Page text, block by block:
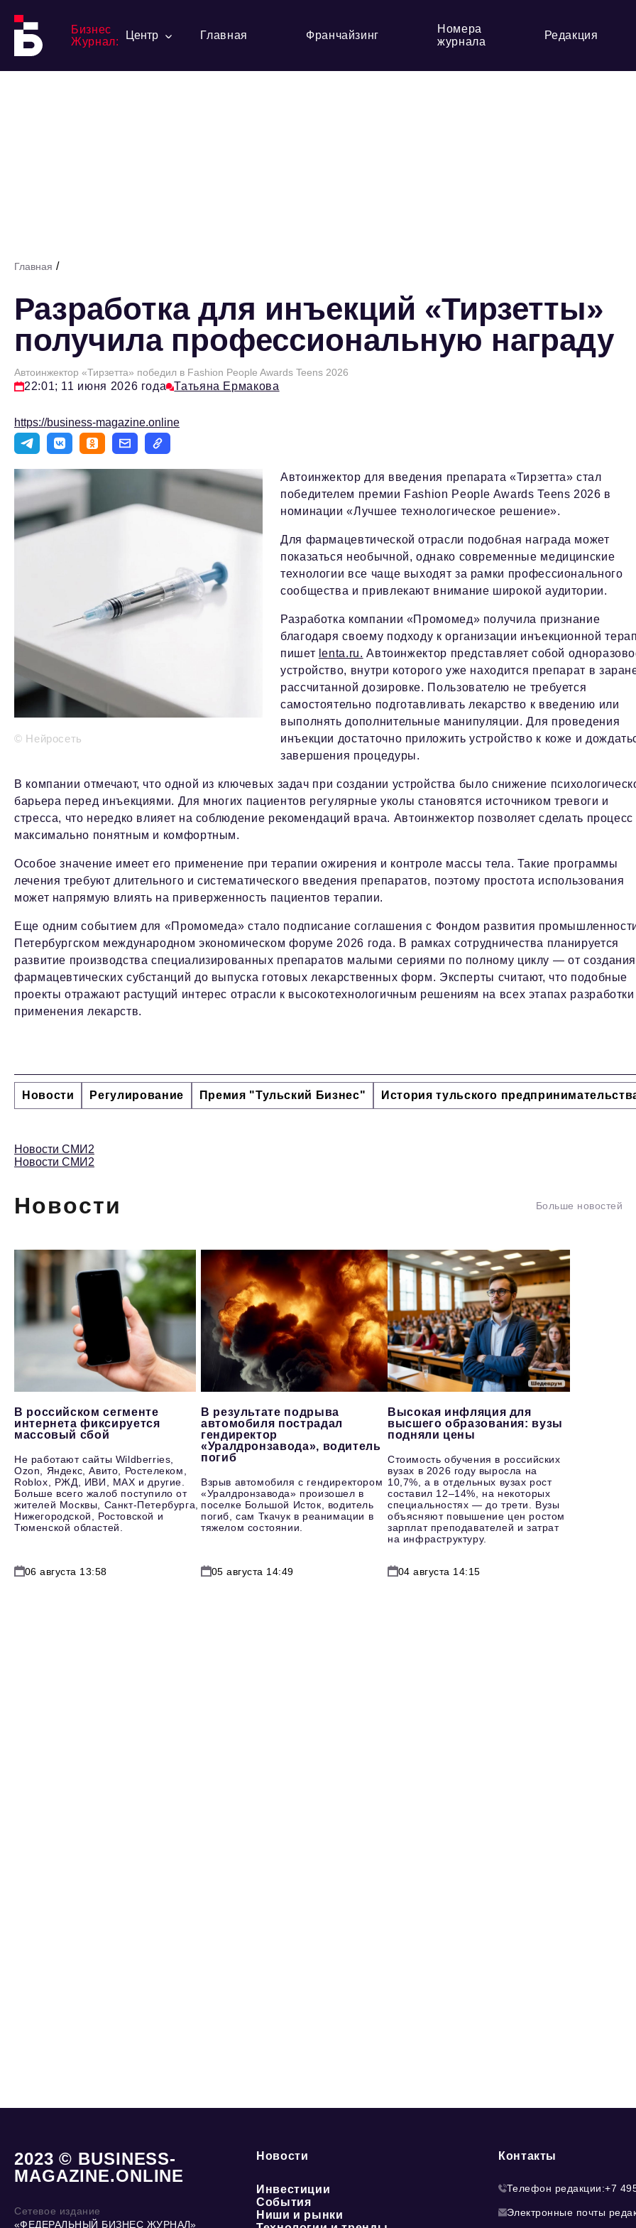
Бизнес
Журнал:
Центр Главная Франчайзинг
Номера
журнала
Редакция
Главная /
Разработка для инъекций «Тирзетты»
получила профессиональную награду
Автоинжектор «Тирзетта» победил в Fashion People Awards Teens 2026
22:01; 11 июня 2026 года Татьяна Ермакова
https://business-magazine.online
© Нейросеть
Автоинжектор для введения препарата «Тирзетта» стал
победителем премии Fashion People Awards Teens 2026 в
номинации «Лучшее технологическое решение».
Для фармацевтической отрасли подобная награда может
показаться необычной, однако современные медицинские
технологии все чаще выходят за рамки профессионального
сообщества и привлекают внимание широкой аудитории.
Разработка компании «Промомед» получила признание
благодаря своему подходу к организации инъекционной
пишет lenta.ru. Автоинжектор представляет собой
устройство, внутри которого уже находится препарат в
рассчитанной дозировке. Пользователю не требуется
самостоятельно подготавливать лекарство к введению или
выполнять дополнительные манипуляции. Для проведения
инъекции достаточно приложить устройство к коже и
завершения процедуры.
В компании отмечают, что одной из ключевых задач при создании устройства было снижение
барьера перед инъекциями. Для многих пациентов регулярные уколы становятся источником тревоги и
стресса, что нередко влияет на соблюдение рекомендаций врача. Автоинжектор позволяет сделать процесс
максимально понятным и комфортным.
Особое значение имеет его применение при терапии ожирения и контроле массы тела. Такие программы
лечения требуют длительного и систематического введения препаратов, поэтому простота использования
может напрямую влиять на приверженность пациентов терапии.
Еще одним событием для «Промомеда» стало подписание соглашения с Фондом развития
Петербургском международном экономическом форуме 2026 года. В рамках сотрудничества планируется
развитие производства специализированных препаратов малыми сериями по полному циклу — от создания
фармацевтических субстанций до выпуска готовых лекарственных форм. Эксперты считают, что подобные
проекты отражают растущий интерес отрасли к высокотехнологичным решениям на всех этапах разработки
применения лекарств.
Новости Регулирование Премия "Тульский Бизнес" История тульского
Новости СМИ2
Новости СМИ2
Новости Больше новостей
В российском сегменте
интернета фиксируется
массовый сбой
Не работают сайты Wildberries,
Ozon, Яндекс, Авито, Ростелеком,
Roblox, РЖД, ИВИ, MAX и другие.
Больше всего жалоб поступило от
жителей Москвы, Санкт-Петербурга,
Нижегородской, Ростовской и
Тюменской областей.
06 августа 13:58
В результате подрыва
автомобиля пострадал
гендиректор
«Уралдронзавода», водитель
погиб
Взрыв автомобиля с гендиректором
«Уралдронзавода» произошел в
поселке Большой Исток, водитель
погиб, сам Ткачук в реанимации в
тяжелом состоянии.
05 августа 14:49
Высокая инфляция для
высшего образования: вузы
подняли цены
Стоимость обучения в российских
вузах в 2026 году выросла на
10,7%, а в отдельных вузах рост
составил 12–14%, на некоторых
специальностях — до трети. Вузы
объясняют повышение цен ростом
зарплат преподавателей и затрат
на инфраструктуру.
04 августа 14:15
2023 © BUSINESS-
MAGAZINE.ONLINE
Сетевое издание
«ФЕДЕРАЛЬНЫЙ БИЗНЕС ЖУРНАЛ»
Новости
Инвестиции
События
Ниши и рынки
Контакты
Телефон редакции:+7
Электронные почты